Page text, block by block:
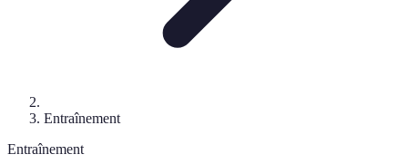
Entraînement
Entraînement